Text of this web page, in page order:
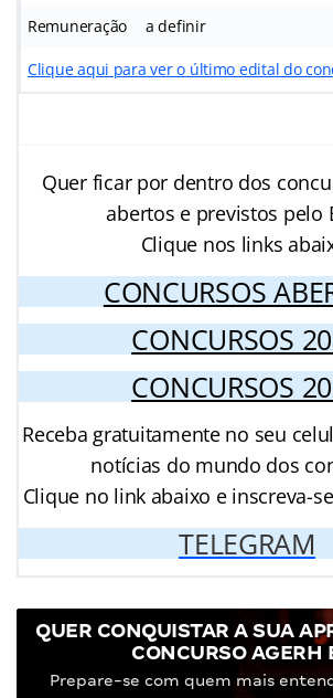
Remuneração a definir
Clique aqui para ver o último edital do
Quer ficar por dentro dos
abertos e previstos pelo
Clique nos links
CONCURSOS
CONCURSOS
CONCURSOS
Receba gratuitamente no seu
notícias do mundo dos
Clique no link abaixo e inscreva-
TELEGRAM
QUER CONQUISTAR A SUA
CONCURSO AGERH
Prepare-se com quem mais